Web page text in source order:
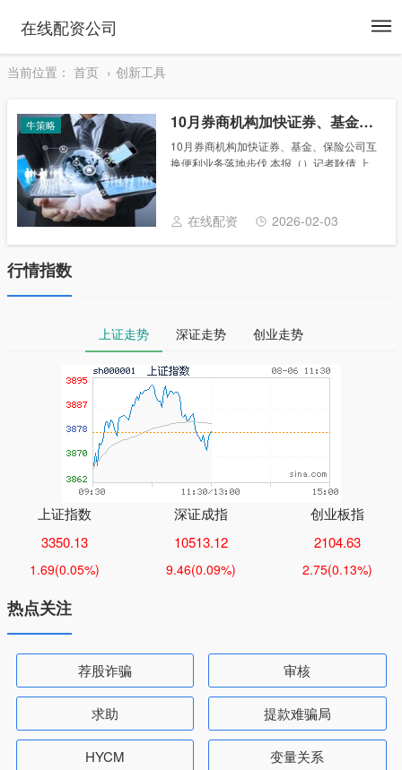
在线配资公司
当前位置： 首页 创新工具
牛策略 10月券商机构加快证券、基金、保险公司互换便利业务落地步伐
10月券商机构加快证券、基金、保险公司互
换便利业务落地步伐 本报（）记者耿倩 上
险公司互换便利（SFISF）业务落地的......
在线配资 2026-02-03
行情指数
上证走势 深证走势 创业走势
上证指数
3350.13
1.69(0.05%)
深证成指
10513.12
9.46(0.09%)
创业板指
2104.63
2.75(0.13%)
热点关注
荐股诈骗 审核
求助 提款难骗局
HYCM 变量关系